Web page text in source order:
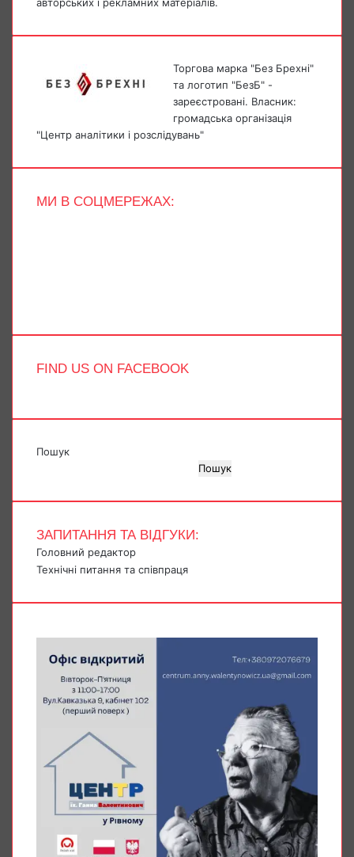
Торгова марка "Без Брехні"
та логотип "БезБ" -
зареєстровані. Власник:
громадська організація
"Центр аналітики і розслідувань"
МИ В СОЦМЕРЕЖАХ:
FIND US ON FACEBOOK
Пошук
Пошук
ЗАПИТАННЯ ТА ВІДГУКИ:
Головний редактор
Технічні питання та співпраця